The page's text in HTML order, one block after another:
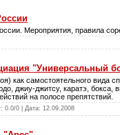
Мероприятия, правила
"Универсальный
как самостоятельного вида
джиу-джитсу, каратэ,
на полосе препятствий.
0.0/0 | Дата: 12.09.2008